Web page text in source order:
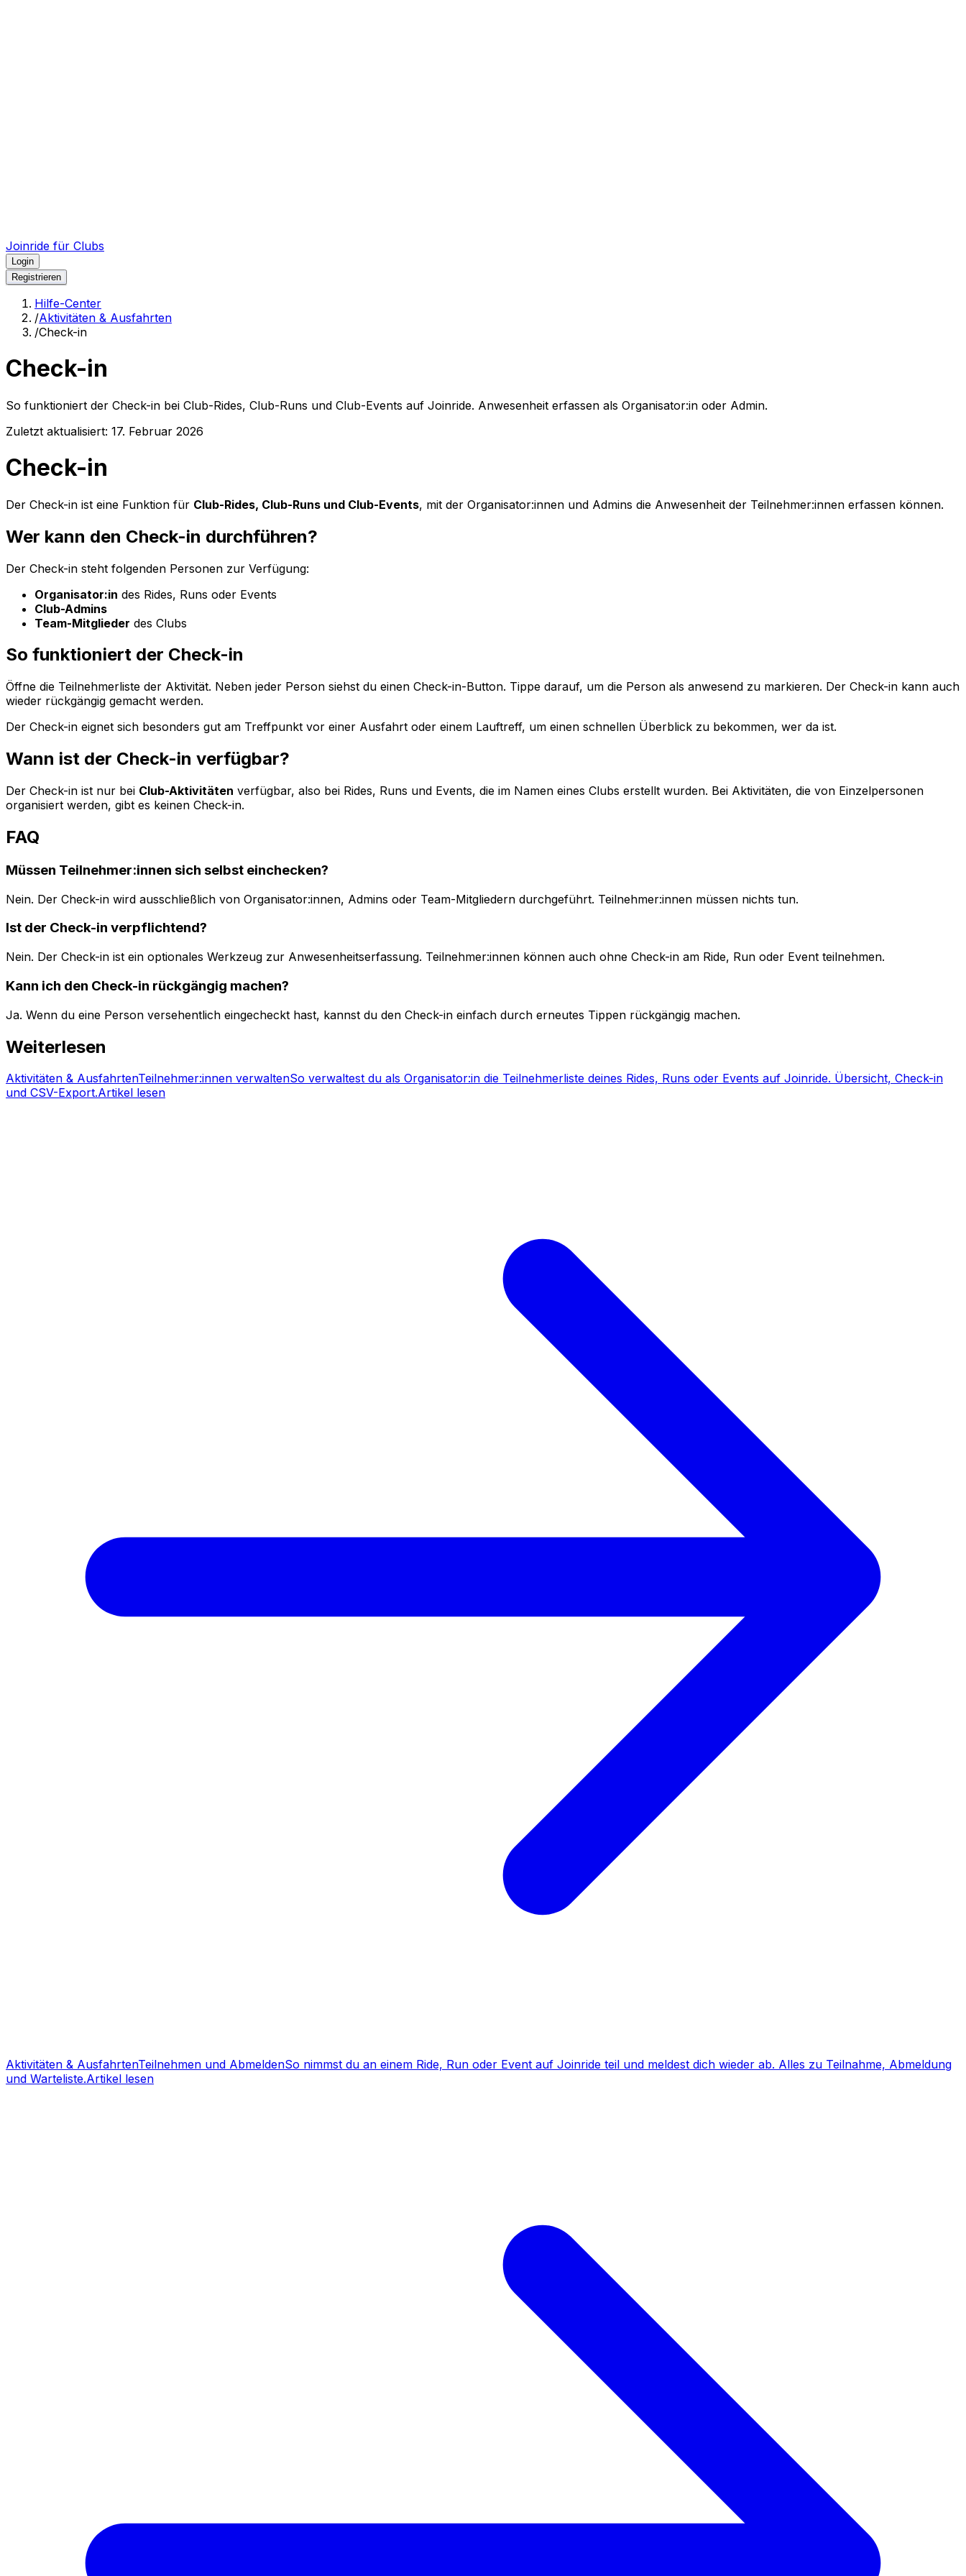
Joinride für Clubs
Login
Registrieren
Hilfe-Center
/Aktivitäten & Ausfahrten
/Check-in
Check-in
So funktioniert der Check-in bei Club-Rides, Club-Runs und Club-Events auf Joinride. Anwesenheit erfassen als Organisator:in oder Admin.
Zuletzt aktualisiert: 17. Februar 2026
Check-in
Der Check-in ist eine Funktion für Club-Rides, Club-Runs und Club-Events, mit der Organisator:innen und Admins die Anwesenheit der Teilnehmer:innen erfassen können.
Wer kann den Check-in durchführen?
Der Check-in steht folgenden Personen zur Verfügung:
Organisator:in des Rides, Runs oder Events
Club-Admins
Team-Mitglieder des Clubs
So funktioniert der Check-in
Öffne die Teilnehmerliste der Aktivität. Neben jeder Person siehst du einen Check-in-Button. Tippe darauf, um die Person als anwesend zu markieren. Der Check-in kann auch
wieder rückgängig gemacht werden.
Der Check-in eignet sich besonders gut am Treffpunkt vor einer Ausfahrt oder einem Lauftreff, um einen schnellen Überblick zu bekommen, wer da ist.
Wann ist der Check-in verfügbar?
Der Check-in ist nur bei Club-Aktivitäten verfügbar, also bei Rides, Runs und Events, die im Namen eines Clubs erstellt wurden. Bei Aktivitäten, die von Einzelpersonen
organisiert werden, gibt es keinen Check-in.
FAQ
Müssen Teilnehmer:innen sich selbst einchecken?
Nein. Der Check-in wird ausschließlich von Organisator:innen, Admins oder Team-Mitgliedern durchgeführt. Teilnehmer:innen müssen nichts tun.
Ist der Check-in verpflichtend?
Nein. Der Check-in ist ein optionales Werkzeug zur Anwesenheitserfassung. Teilnehmer:innen können auch ohne Check-in am Ride, Run oder Event teilnehmen.
Kann ich den Check-in rückgängig machen?
Ja. Wenn du eine Person versehentlich eingecheckt hast, kannst du den Check-in einfach durch erneutes Tippen rückgängig machen.
Weiterlesen
Aktivitäten & AusfahrtenTeilnehmer:innen verwaltenSo verwaltest du als Organisator:in die Teilnehmerliste deines Rides, Runs oder Events auf Joinride. Übersicht, Check-in
und CSV-Export.Artikel lesen
Aktivitäten & AusfahrtenTeilnehmen und AbmeldenSo nimmst du an einem Ride, Run oder Event auf Joinride teil und meldest dich wieder ab. Alles zu Teilnahme, Abmeldung
und Warteliste.Artikel lesen